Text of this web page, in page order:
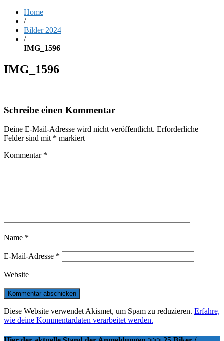
Home
/
Bilder 2024
/
IMG_1596
IMG_1596
Schreibe einen Kommentar
Deine E-Mail-Adresse wird nicht veröffentlicht. Erforderliche
Felder sind mit * markiert
Kommentar *
Name *
E-Mail-Adresse *
Website
Diese Website verwendet Akismet, um Spam zu reduzieren. Erfahre,
wie deine Kommentardaten verarbeitet werden.